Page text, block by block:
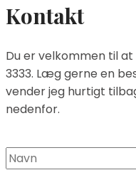
Kontakt
Du er velkommen til
3333. Læg gerne en
vender jeg hurtigt
nedenfor.